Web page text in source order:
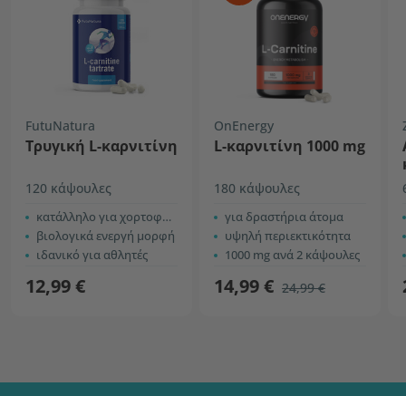
FutuNatura
Τρυγική L-καρνιτίνη
120 κάψουλες
κατάλληλο για χορτοφάγους
βιολογικά ενεργή μορφή
ιδανικό για αθλητές
12,99 €
OnEnergy
L-καρνιτίνη 1000 mg
180 κάψουλες
για δραστήρια άτομα
υψηλή περιεκτικότητα
1000 mg ανά 2 κάψουλες
14,99 € 24,99 €